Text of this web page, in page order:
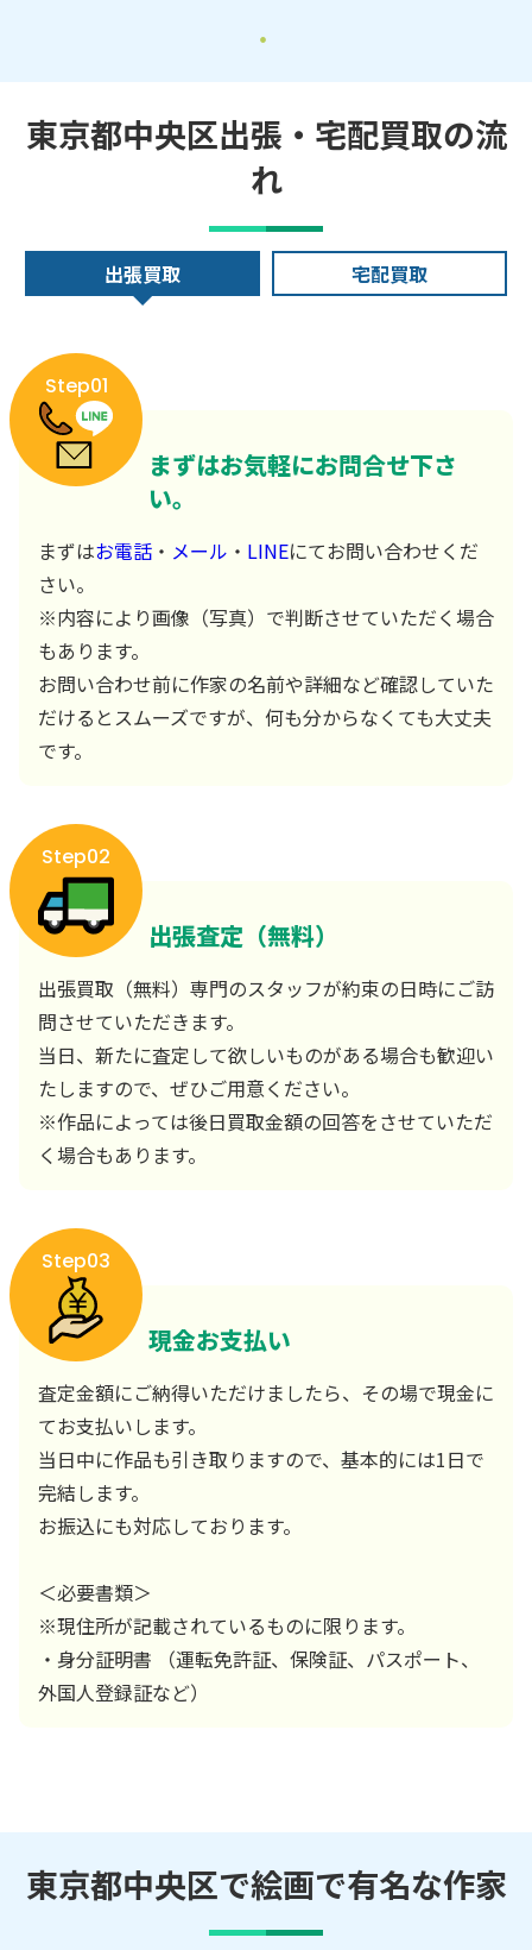
東京都中央区出張・宅配買取の流
れ
出張買取 宅配買取
Step01
まずはお気軽にお問合せ下さ
い。
まずはお電話 ・ メール ・ LINEにてお問い合わせくだ
さい。
※内容により画像（写真）で判断させていただく場合
もあります。
お問い合わせ前に作家の名前や詳細など確認していた
だけるとスムーズですが、何も分からなくても大丈夫
です。
Step02
出張査定（無料）
出張買取（無料）専門のスタッフが約束の日時にご訪
問させていただきます。
当日、新たに査定して欲しいものがある場合も歓迎い
たしますので、ぜひご用意ください。
※作品によっては後日買取金額の回答をさせていただ
く場合もあります。
Step03
現金お支払い
査定金額にご納得いただけましたら、その場で現金に
てお支払いします。
当日中に作品も引き取りますので、基本的には1日で
完結します。
お振込にも対応しております。
＜必要書類＞
※現住所が記載されているものに限ります。
・身分証明書 （運転免許証、保険証、パスポート、
外国人登録証など）
東京都中央区で絵画で有名な作家